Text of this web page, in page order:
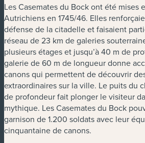
Les Casemates du Bock ont été mises
Autrichiens en 1745/46. Elles
défense de la citadelle et faisaient
réseau de 23 km de galeries
plusieurs étages et jusqu’à 40 m de
galerie de 60 m de longueur donne
canons qui permettent de découvrir
extraordinaires sur la ville. Le puits du
de profondeur fait plonger le visiteur
mythique. Les Casemates du Bock
garnison de 1.200 soldats avec leur
cinquantaine de canons.